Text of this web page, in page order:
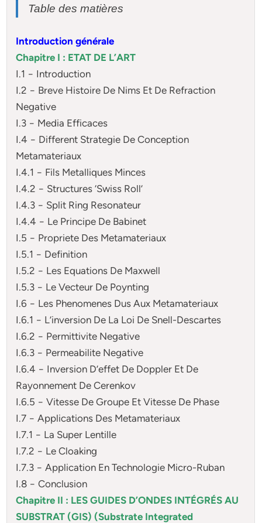
Table des matières
Introduction générale
Chapitre I : ETAT DE L’ART
I.1 − Introduction
I.2 − Breve Histoire De Nims Et De Refraction
Negative
I.3 − Media Efficaces
I.4 − Different Strategie De Conception
Metamateriaux
I.4.1 − Fils Metalliques Minces
I.4.2 − Structures ‘Swiss Roll’
I.4.3 − Split Ring Resonateur
I.4.4 − Le Principe De Babinet
I.5 − Propriete Des Metamateriaux
I.5.1 − Definition
I.5.2 − Les Equations De Maxwell
I.5.3 − Le Vecteur De Poynting
I.6 − Les Phenomenes Dus Aux Metamateriaux
I.6.1 − L’inversion De La Loi De Snell-Descartes
I.6.2 − Permittivite Negative
I.6.3 − Permeabilite Negative
I.6.4 − Inversion D’effet De Doppler Et De
Rayonnement De Cerenkov
I.6.5 − Vitesse De Groupe Et Vitesse De Phase
I.7 − Applications Des Metamateriaux
I.7.1 − La Super Lentille
I.7.2 − Le Cloaking
I.7.3 − Application En Technologie Micro-Ruban
I.8 − Conclusion
Chapitre II : LES GUIDES D’ONDES INTÉGRÉS AU
SUBSTRAT (GIS) (Substrate Integrated